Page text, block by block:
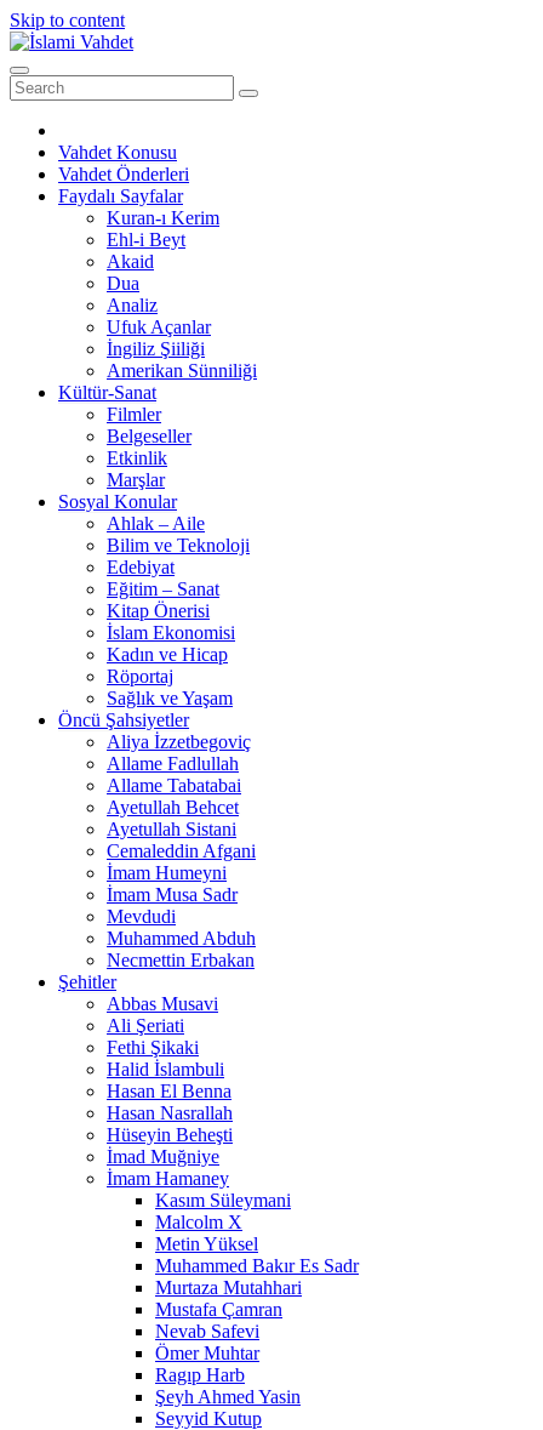
Skip to content
Vahdet Konusu
Vahdet Önderleri
Faydalı Sayfalar
Kuran-ı Kerim
Ehl-i Beyt
Akaid
Dua
Analiz
Ufuk Açanlar
İngiliz Şiiliği
Amerikan Sünniliği
Kültür-Sanat
Filmler
Belgeseller
Etkinlik
Marşlar
Sosyal Konular
Ahlak – Aile
Bilim ve Teknoloji
Edebiyat
Eğitim – Sanat
Kitap Önerisi
İslam Ekonomisi
Kadın ve Hicap
Röportaj
Sağlık ve Yaşam
Öncü Şahsiyetler
Aliya İzzetbegoviç
Allame Fadlullah
Allame Tabatabai
Ayetullah Behcet
Ayetullah Sistani
Cemaleddin Afgani
İmam Humeyni
İmam Musa Sadr
Mevdudi
Muhammed Abduh
Necmettin Erbakan
Şehitler
Abbas Musavi
Ali Şeriati
Fethi Şikaki
Halid İslambuli
Hasan El Benna
Hasan Nasrallah
Hüseyin Beheşti
İmad Muğniye
İmam Hamaney
Kasım Süleymani
Malcolm X
Metin Yüksel
Muhammed Bakır Es Sadr
Murtaza Mutahhari
Mustafa Çamran
Nevab Safevi
Ömer Muhtar
Ragıp Harb
Şeyh Ahmed Yasin
Seyyid Kutup